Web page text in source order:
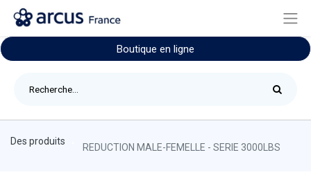
Boutique en ligne
Des produits
REDUCTION MALE-FEMELLE - SERIE 3000LBS